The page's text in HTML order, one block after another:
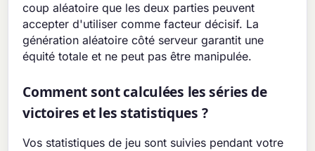
coup aléatoire que les deux parties peuvent
accepter d'utiliser comme facteur décisif. La
génération aléatoire côté serveur garantit une
équité totale et ne peut pas être manipulée.
Comment sont calculées les séries de
victoires et les statistiques ?
Vos statistiques de jeu sont suivies pendant votre